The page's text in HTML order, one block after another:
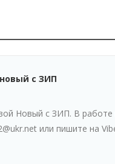
с ЗИП
Новый с ЗИП. В работе
или пишите на